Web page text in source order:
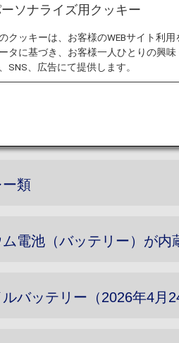
ます。お客様の所持品の中
説明書等で事前にご確認く
ますので、あらかじめご了承
物の代表例（国土交通省ホー
ー類
ム電池（バッテリー）が
バッテリー（2026年4月
ソナライズ用クッキー
クッキーは、お客様のWEBサイト利
タに基づき、お客様一人ひとりの興
SNS、広告にて提供します。